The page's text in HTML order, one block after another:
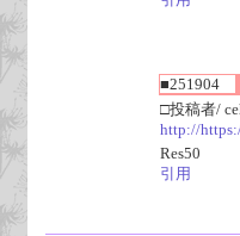
■251904
□投稿者/
http://
Res50
引用